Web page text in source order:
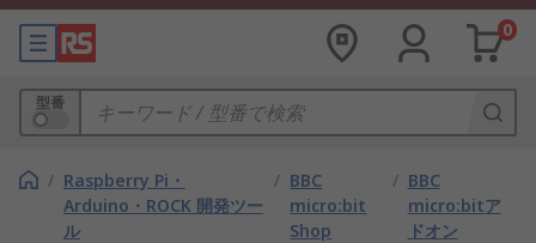
0
型番
/ Raspberry Pi・
Arduino・ROCK 開発ツー
ル
/ BBC
micro:bit
Shop
/ BBC
micro:bitア
ドオン